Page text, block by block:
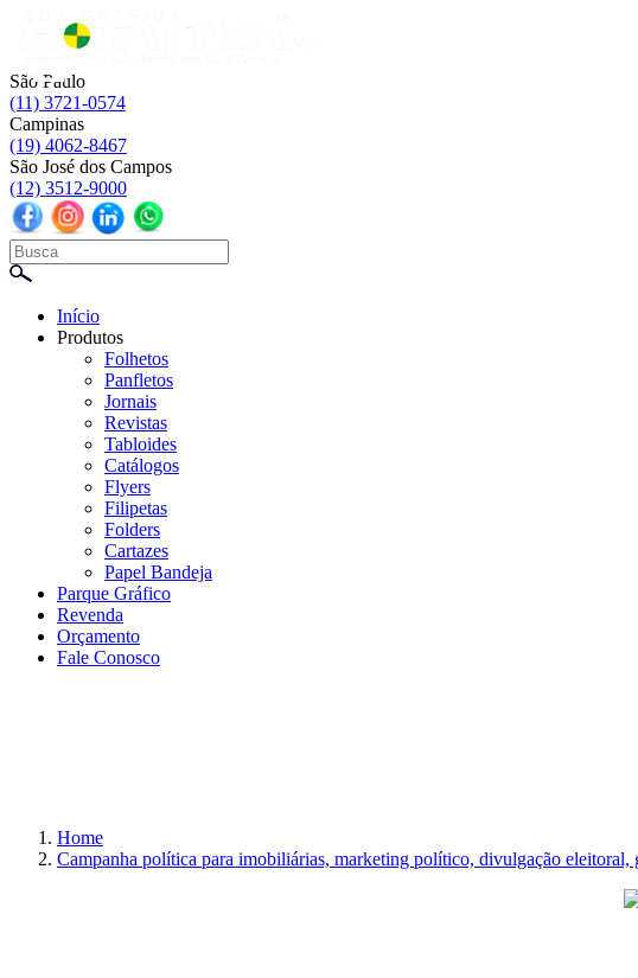
São Paulo
(11) 3721-0574
Campinas
(19) 4062-8467
São José dos Campos
(12) 3512-9000
☰
Início
Produtos
Folhetos
Panfletos
Jornais
Revistas
Tabloides
Catálogos
Flyers
Filipetas
Folders
Cartazes
Papel Bandeja
Parque Gráfico
Revenda
Orçamento
Fale Conosco
Home
Campanha política para imobiliárias, marketing político, divulgação eleitoral,